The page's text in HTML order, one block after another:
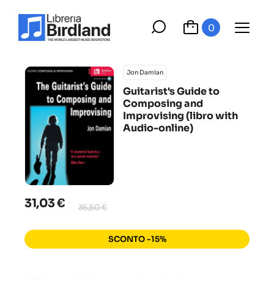
0
Jon Damian
Guitarist's Guide to
Composing and
Improvising (libro with
Audio-online)
31,03 € 36,50 €
SCONTO -15%